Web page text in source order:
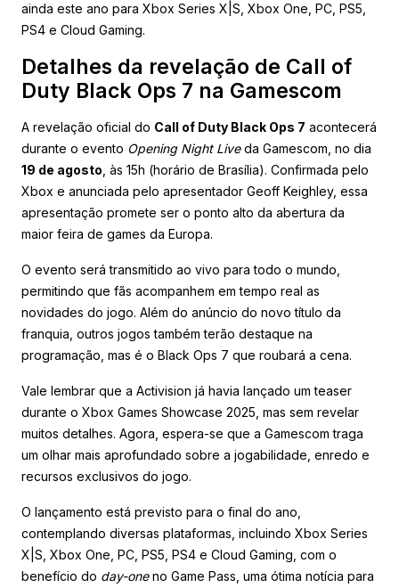
ainda este ano para Xbox Series X|S, Xbox One, PC, PS5,
PS4 e Cloud Gaming.
Detalhes da revelação de Call of
Duty Black Ops 7 na Gamescom
A revelação oficial do Call of Duty Black Ops 7 acontecerá
durante o evento Opening Night Liveda Gamescom, no dia
19 de agosto , às 15h (horário de Brasília). Confirmada pelo
Xbox e anunciada pelo apresentador Geoff Keighley, essa
apresentação promete ser o ponto alto da abertura da
maior feira de games da Europa.
O evento será transmitido ao vivo para todo o mundo,
permitindo que fãs acompanhem em tempo real as
novidades do jogo. Além do anúncio do novo título da
franquia, outros jogos também terão destaque na
programação, mas é o Black Ops 7 que roubará a cena.
Vale lembrar que a Activision já havia lançado um teaser
durante o Xbox Games Showcase 2025, mas sem revelar
muitos detalhes. Agora, espera-se que a Gamescom traga
um olhar mais aprofundado sobre a jogabilidade, enredo e
recursos exclusivos do jogo.
O lançamento está previsto para o final do ano,
contemplando diversas plataformas, incluindo Xbox Series
X|S, Xbox One, PC, PS5, PS4 e Cloud Gaming, com o
benefício do day-oneno Game Pass, uma ótima notícia para